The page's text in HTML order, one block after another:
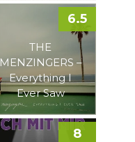
THE
MENZINGERS –
Everything I
Ever Saw
6.5
8